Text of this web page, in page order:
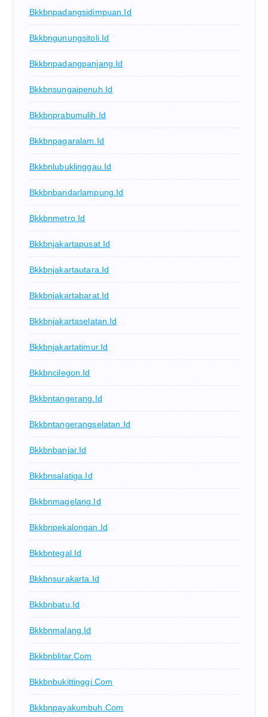
Bkkbnpadangsidimpuan.id
Bkkbngunungsitoli.id
Bkkbnpadangpanjang.id
Bkkbnsungaipenuh.id
Bkkbnprabumulih.id
Bkkbnpagaralam.id
Bkkbnlubuklinggau.id
Bkkbnbandarlampung.id
Bkkbnmetro.id
Bkkbnjakartapusat.id
Bkkbnjakartautara.id
Bkkbnjakartabarat.id
Bkkbnjakartaselatan.id
Bkkbnjakartatimur.id
Bkkbncilegon.id
Bkkbntangerang.id
Bkkbntangerangselatan.id
Bkkbnbanjar.id
Bkkbnsalatiga.id
Bkkbnmagelang.id
Bkkbnpekalongan.id
Bkkbntegal.id
Bkkbnsurakarta.id
Bkkbnbatu.id
Bkkbnmalang.id
Bkkbnblitar.com
Bkkbnbukittinggi.com
Bkkbnpayakumbuh.com